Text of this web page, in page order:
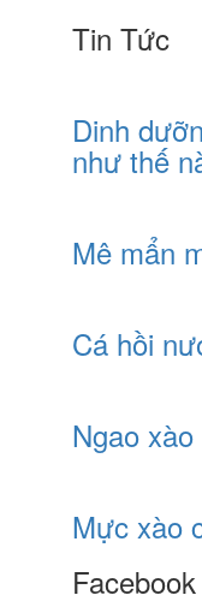
Tin Tức
Dinh
như thế
Mê mẩn
Cá hồi
Ngao
Mực xào
Facebook